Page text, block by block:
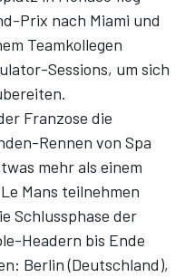
Prix nach Miami und
Teamkollegen
Sessions, um sich
Franzose die
Rennen von Spa
mehr als einem
Mans teilnehmen
Schlussphase der
Headern bis Ende
Berlin (Deutschland),